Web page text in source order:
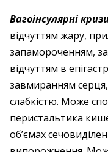
Вагоінсулярні
відчуттям жару,
запамороченням,
відчуттям в
завмиранням
слабкістю. Може
перистальтика
об’ємах